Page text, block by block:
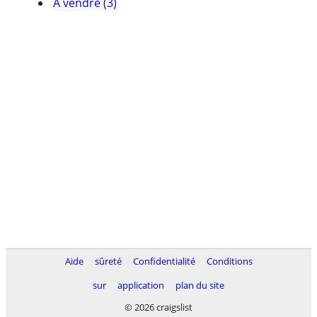
Aide sûreté Confidentialité
Conditions
sur
application
plan du site
© 2026 craigslist